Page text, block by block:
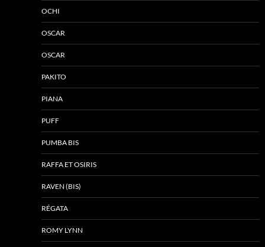
OCHI
OSCAR
OSCAR
PAKITO
PIANA
PUFF
PUMBA BIS
RAFFA ET OSIRIS
RAVEN (BIS)
RÉGATA
ROMY LYNN